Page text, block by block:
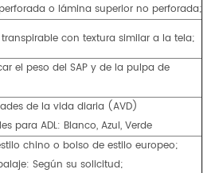
o lámina superior no perforada;
con textura similar a la tela;
el peso del SAP y de la pulpa de
de la vida diaria (AVD)
para ADL: Blanco, Azul, Verde
chino o bolso de estilo europeo;
Según su solicitud;